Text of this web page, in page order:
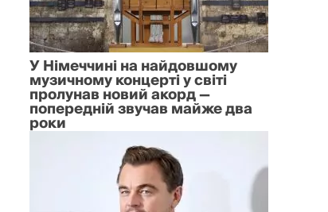
У Німеччині на найдовшому
музичному концерті у світі
пролунав новий акорд —
попередній звучав майже два
роки